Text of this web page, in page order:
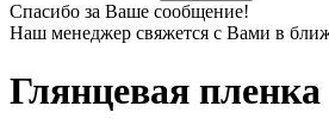
Спасибо за Ваше сообщение!
Наш менеджер свяжется с Вами в
Глянцевая пленка